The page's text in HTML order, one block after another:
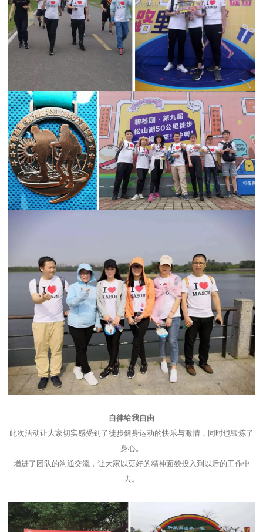
自律给我自由
此次活动让大家切实感受到了徒步健身运动的快乐与激情，同时也锻炼了
身心。
增进了团队的沟通交流，让大家以更好的精神面貌投入到以后的工作中
去。